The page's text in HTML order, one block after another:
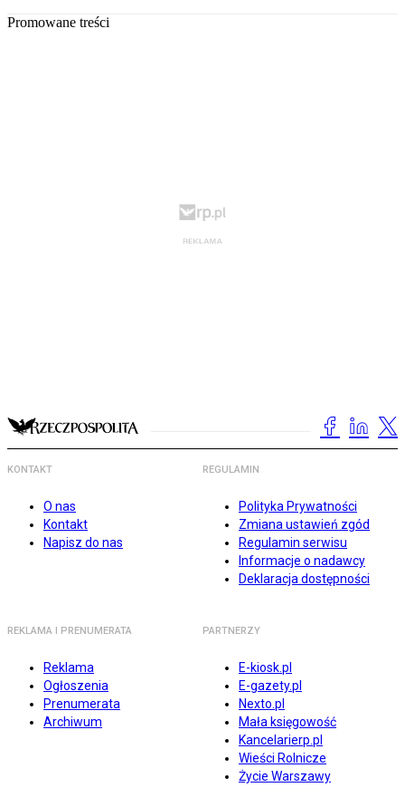
Promowane treści
KONTAKT
O nas
Kontakt
Napisz do nas
REGULAMIN
Polityka Prywatności
Zmiana ustawień zgód
Regulamin serwisu
Informacje o nadawcy
Deklaracja dostępności
REKLAMA I PRENUMERATA
Reklama
Ogłoszenia
Prenumerata
Archiwum
PARTNERZY
E-kiosk.pl
E-gazety.pl
Nexto.pl
Mała księgowość
Kancelarierp.pl
Wieści Rolnicze
Życie Warszawy